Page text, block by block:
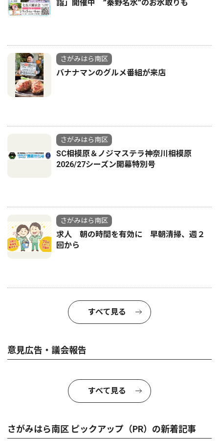
詣」開催中 ”秦野名水”のお水取りも
さがみはら南区
バナナマンのグルメ番組が来店
さがみはら南区
SC相模原＆ノジマステラ神奈川相模原
2026/27シーズン開幕特別号
さがみはら南区
求人 朝の時間を有効に 早朝清掃、週２
回から
すべて見る
意見広告・議会報告
すべて見る
さがみはら南区 ピックアップ（PR）の新着記事